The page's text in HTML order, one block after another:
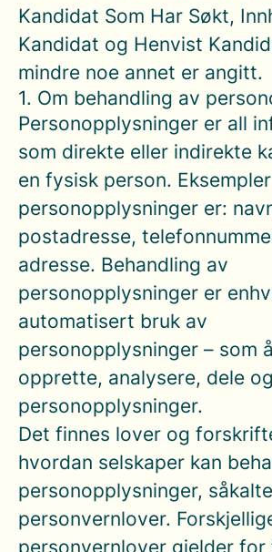
Kandidat Som Har Søkt,
Kandidat og Henvist
mindre noe annet er angitt.
1. Om behandling av
Personopplysninger er all
som direkte eller indirekte
en fysisk person.
personopplysninger er:
postadresse,
adresse. Behandling av
personopplysninger er
automatisert bruk av
personopplysninger – som
opprette, analysere, dele
personopplysninger.
Det finnes lover og
hvordan selskaper kan
personopplysninger, såkalte
personvernlover.
personvernlover gjelder for